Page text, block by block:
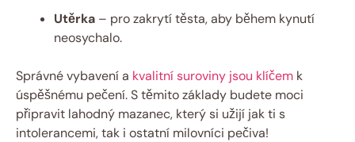
Utěrka – pro zakrytí ​těsta, aby ​během‍ kynutí
neosychalo.
Správné vybavení a kvalitní suroviny jsou klíčem k​
úspěšnému ⁣pečení.​ S těmito základy budete‌ moci
připravit‍ lahodný mazanec, ​který ‌si užijí jak ⁢ti⁤ s
intolerancemi, tak i‍ ostatní milovníci pečiva!